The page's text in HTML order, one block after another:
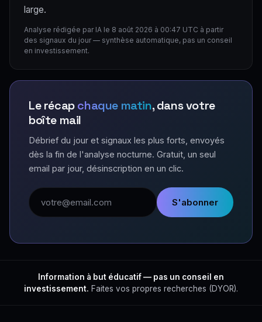
large.
Analyse rédigée par IA le 8 août 2026 à 00:47 UTC à partir
des signaux du jour — synthèse automatique, pas un conseil
en investissement.
Le récapchaque matin, dans votre
boîte mail
Débrief du jour et signaux les plus forts, envoyés
dès la fin de l'analyse nocturne. Gratuit, un seul
email par jour, désinscription en un clic.
Adresse email
S'abonner
Information à but éducatif — pas un conseil en
investissement. Faites vos propres recherches (DYOR).